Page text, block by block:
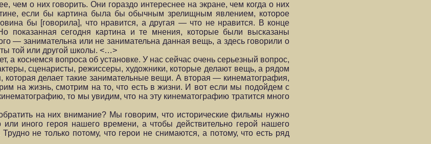
чем о них говорить. Они гораздо интереснее на экране, чем когда о них
если бы картина была бы обычным зрелищным явлением, которое
бы [говорила], что нравится, а другая — что не нравится. В конце
показанная сегодня картина и те мнения, которые были высказаны
— занимательна или не занимательна данная вещь, а здесь говорили о
той или другой школы. <…>
а коснемся вопроса об установке. У нас сейчас очень серьезный вопрос,
сценаристы, режиссеры, художники, которые делают вещь, а рядом
которая делает такие занимательные вещи. А вторая — кинематография,
на жизнь, смотрим на то, что есть в жизни. И вот если мы подойдем с
то мы увидим, что на эту кинематографию тратится много
на них внимание? Мы говорим, что исторические фильмы нужно
иного героя нашего времени, а чтобы действительно герой нашего
не только потому, что герои не снимаются, а потому, что есть ряд